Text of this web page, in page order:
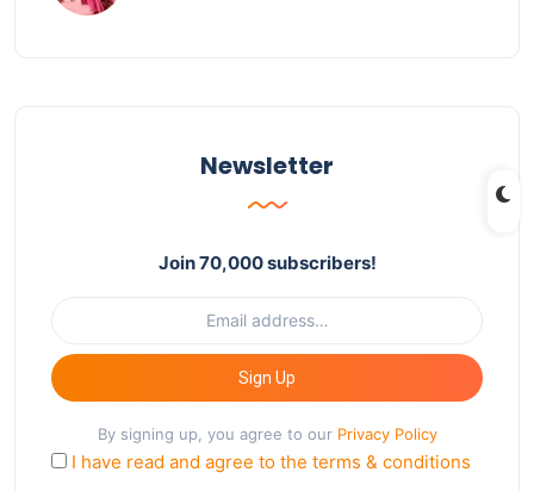
Newsletter
Join 70,000 subscribers!
Sign Up
By signing up, you agree to our Privacy Policy
I have read and agree to the terms & conditions